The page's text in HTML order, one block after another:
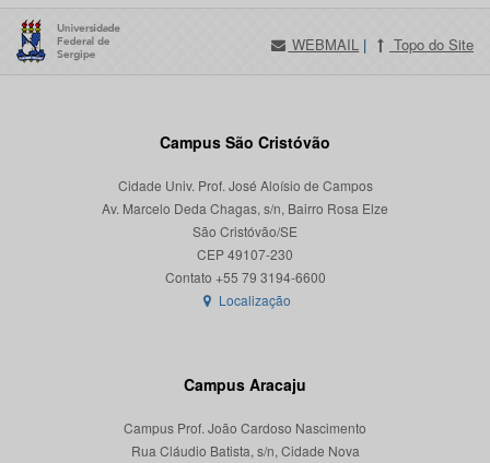
WEBMAIL | Topo do Site
Campus São Cristóvão
Cidade Univ. Prof. José Aloísio de Campos
Av. Marcelo Deda Chagas, s/n, Bairro Rosa Elze
São Cristóvão/SE
CEP 49107-230
Localização
Campus Aracaju
Campus Prof. João Cardoso Nascimento
Rua Cláudio Batista, s/n, Cidade Nova